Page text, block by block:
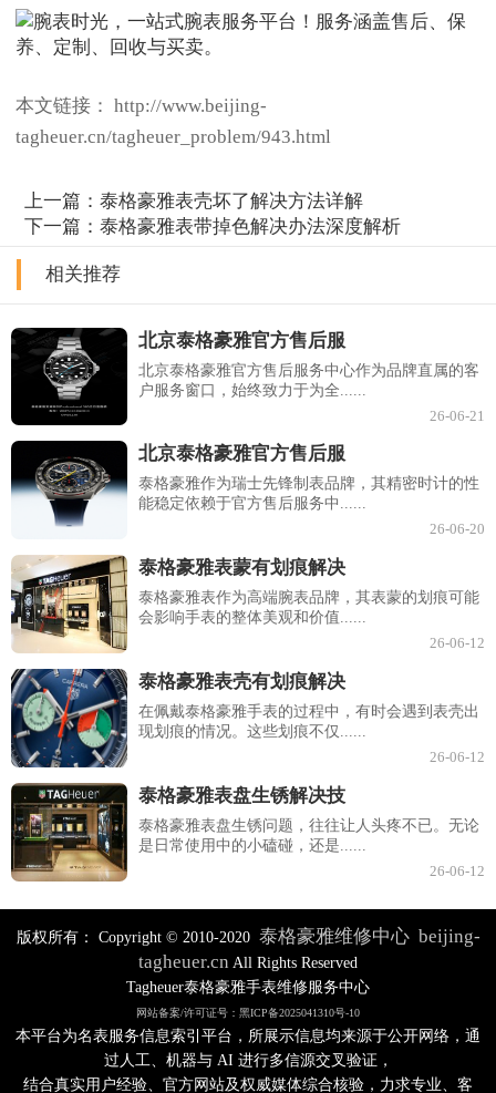
本文链接： http://www.beijing-
tagheuer.cn/tagheuer_problem/943.html
上一篇：泰格豪雅表壳坏了解决方法详解
下一篇：泰格豪雅表带掉色解决办法深度解析
相关推荐
北京泰格豪雅官方售后服
北京泰格豪雅官方售后服务中心作为品牌直属的客
户服务窗口，始终致力于为全......
26-06-21
北京泰格豪雅官方售后服
泰格豪雅作为瑞士先锋制表品牌，其精密时计的性
能稳定依赖于官方售后服务中......
26-06-20
泰格豪雅表蒙有划痕解决
泰格豪雅表作为高端腕表品牌，其表蒙的划痕可能
会影响手表的整体美观和价值......
26-06-12
泰格豪雅表壳有划痕解决
在佩戴泰格豪雅手表的过程中，有时会遇到表壳出
现划痕的情况。这些划痕不仅......
26-06-12
泰格豪雅表盘生锈解决技
泰格豪雅表盘生锈问题，往往让人头疼不已。无论
是日常使用中的小磕碰，还是......
26-06-12
版权所有： Copyright © 2010-2020 泰格豪雅维修中心 beijing-
tagheuer.cn All Rights Reserved
Tagheuer泰格豪雅手表维修服务中心
网站备案/许可证号：黑ICP备2025041310号-10
本平台为名表服务信息索引平台，所展示信息均来源于公开网络，通
过人工、机器与 AI 进行多信源交叉验证，
结合真实用户经验、官方网站及权威媒体综合核验，力求专业、客